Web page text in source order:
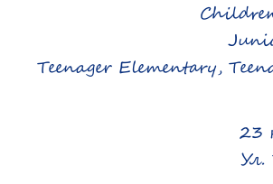
Teenager Elementary,
23